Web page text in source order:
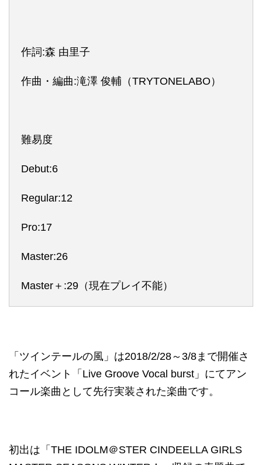
作詞:森 由里子
作曲・編曲:滝澤 俊輔（TRYTONELABO）
難易度
Debut:6
Regular:12
Pro:17
Master:26
Master＋:29（現在プレイ不能）
「ツインテールの風」は2018/2/28～3/8まで開催さ
れたイベント「Live Groove Vocal burst」にてアン
コール楽曲として先行実装された楽曲です。
初出は「THE IDOLM＠STER CINDEELLA GIRLS